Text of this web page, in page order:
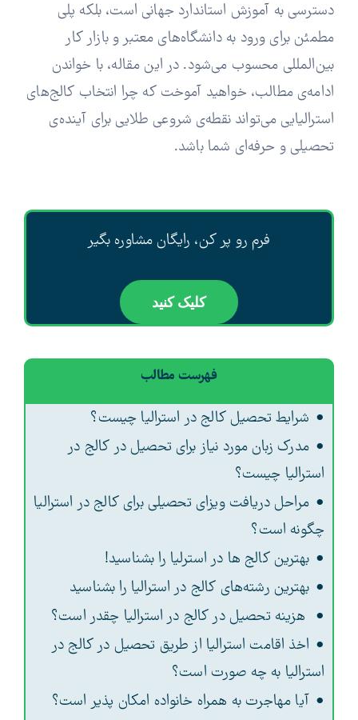
دسترسی به آموزش استاندارد جهانی است، بلکه پلی
مطمئن برای ورود به دانشگاه‌های معتبر و بازار کار
بین‌المللی محسوب می‌شود. در این مقاله، با خواندن
ادامه‌ی مطالب، خواهید آموخت که چرا انتخاب کالج‌های
استرالیایی می‌تواند نقطه‌ی شروعی طلایی برای آینده‌ی
تحصیلی و حرفه‌ای شما باشد.
فرم رو پر کن، رایگان مشاوره بگیر
کلیک کنید
فهرست مطالب
شرایط تحصیل کالج در استرالیا چیست؟
مدرک زبان مورد نیاز برای تحصیل در کالج در
استرالیا چیست؟
مراحل دریافت ویزای تحصیلی برای کالج در استرالیا
چگونه است؟
بهترین کالج ها در استرلیا را بشناسید!
بهترین رشته‌های کالج در استرالیا را بشناسید
هزینه تحصیل در کالج در استرالیا چقدر است؟
اخذ اقامت استرالیا از طریق تحصیل در کالج در
استرالیا به چه صورت است؟
آیا مهاجرت به همراه خانواده امکان پذیر است؟